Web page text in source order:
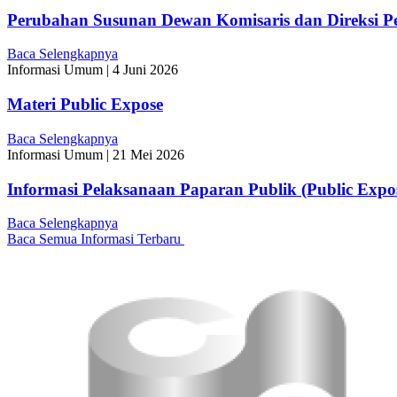
Perubahan Susunan Dewan Komisaris dan Direksi
Baca Selengkapnya
Informasi Umum
4 Juni 2026
Materi Public Expose
Baca Selengkapnya
Informasi Umum | 21 Mei 2026
Informasi Pelaksanaan Paparan Publik (Public
Baca Selengkapnya
Baca Semua Informasi Terbaru